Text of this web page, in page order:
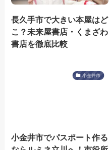
長久手市で大きい本屋はど
こ？未来屋書店・くまざわ
書店を徹底比較
小金井市
小金井市でパスポート作る